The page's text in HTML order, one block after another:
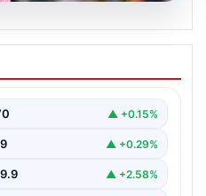
sürüyor: Messi
başlattı
mücadelede sahadan…
▲ +0.15%
▲ +0.29%
▲ +2.58%